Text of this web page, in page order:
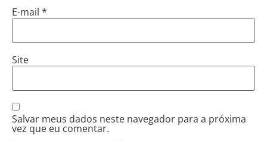
E-mail *
Site
Salvar meus dados neste navegador para a próxima
vez que eu comentar.